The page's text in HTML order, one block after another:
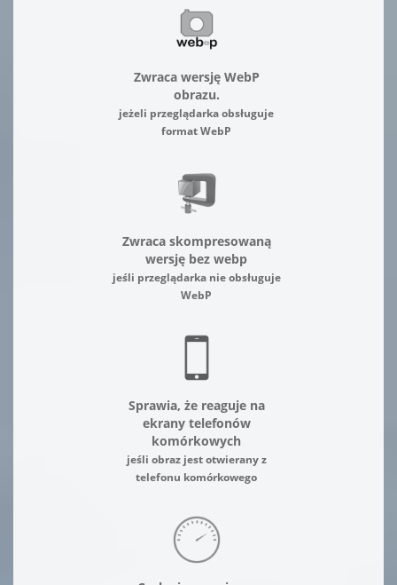
Zwraca wersję WebP
obrazu.
jeżeli przeglądarka obsługuje
format WebP
Zwraca skompresowaną
wersję bez webp
jeśli przeglądarka nie obsługuje
WebP
Sprawia, że reaguje na
ekrany telefonów
komórkowych
jeśli obraz jest otwierany z
telefonu komórkowego